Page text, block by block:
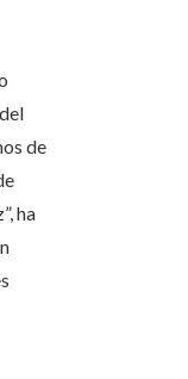
de
ha